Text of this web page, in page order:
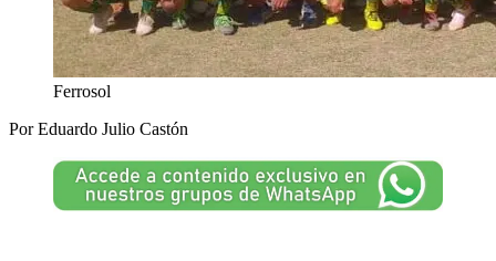
Ferrosol
Por Eduardo Julio Castón